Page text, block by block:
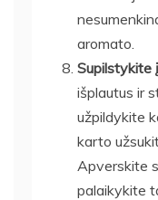
aromato.
Supilstykite
išplautus ir
užpildykite
karto
Apverskite
palaikykite